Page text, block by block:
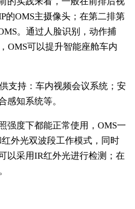
的OMS主摄像头；在第二排第
。通过人脸识别，动作捕
OMS可以提升智能座舱车内
支持：车内视频会议系统；安
感知系统等。
强度下都能正常使用，OMS一
外光双波段工作模式，同时
以采用IR红外光进行检测；在